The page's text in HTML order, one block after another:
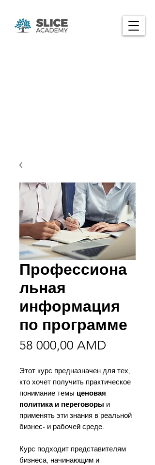
Профессиона
льная
информация
по программе
58 000,00 AMD
Этот курс предназначен для тех,
кто хочет получить практическое
понимание темы ценовая
политика и переговоры и
применять эти знания в реальной
бизнес- и рабочей среде.
Курс подходит представителям
бизнеса, начинающим и